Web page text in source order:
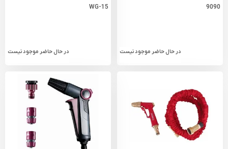
9090
در حال حاضر موجود نیست
WG-15
در حال حاضر موجود نیست